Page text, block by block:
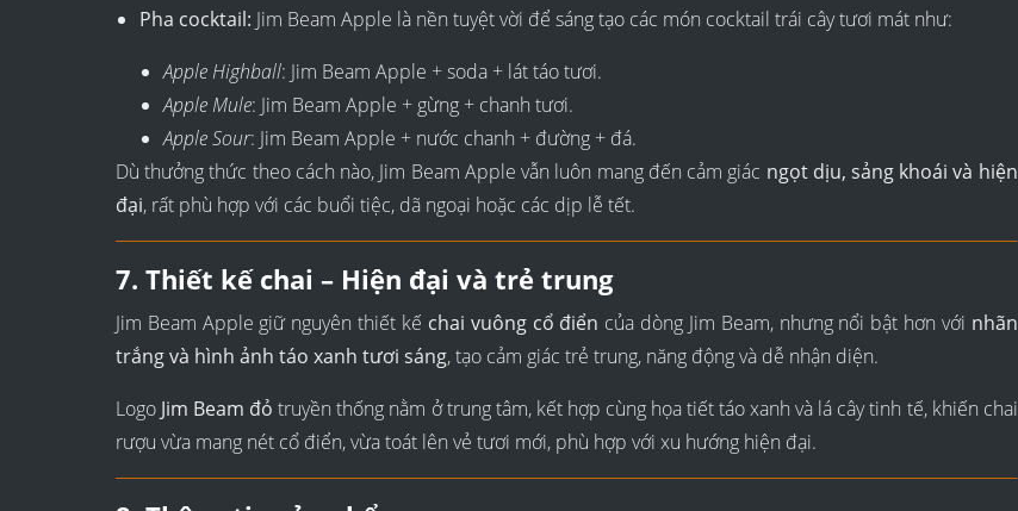
Pha cocktail: Jim Beam Apple là nền tuyệt vời để sáng tạo các món cocktail trái cây tươi mát như:
Apple Highball: Jim Beam Apple + soda + lát táo tươi.
Apple Mule: Jim Beam Apple + gừng + chanh tươi.
Apple Sour: Jim Beam Apple + nước chanh + đường + đá.
Dù thưởng thức theo cách nào, Jim Beam Apple vẫn luôn mang đến cảm giác ngọt dịu, sảng khoái và hiện
đại, rất phù hợp với các buổi tiệc, dã ngoại hoặc các dịp lễ tết.
7. Thiết kế chai – Hiện đại và trẻ trung
Jim Beam Apple giữ nguyên thiết kế chai vuông cổ điển của dòng Jim Beam, nhưng nổi bật hơn với nhãn
trắng và hình ảnh táo xanh tươi sáng, tạo cảm giác trẻ trung, năng động và dễ nhận diện.
Logo Jim Beam đỏ truyền thống nằm ở trung tâm, kết hợp cùng họa tiết táo xanh và lá cây tinh tế, khiến chai
rượu vừa mang nét cổ điển, vừa toát lên vẻ tươi mới, phù hợp với xu hướng hiện đại.